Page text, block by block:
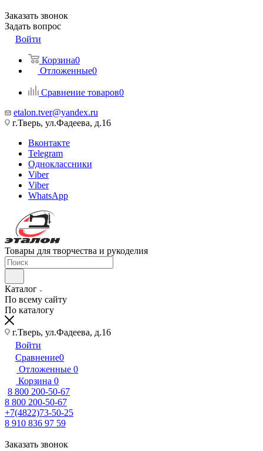
Заказать звонок
Задать вопрос
Войти
Корзина0
Отложенные0
Сравнение товаров0
etalon.tver@yandex.ru
г.Тверь, ул.Фадеева, д.16
Вконтакте
Telegram
Одноклассники
Viber
Viber
WhatsApp
Товары для творчества и рукоделия
Каталог
По всему сайту
По каталогу
г.Тверь, ул.Фадеева, д.16
Войти
Сравнение0
Отложенные 0
Корзина 0
8 800 200-50-67
8 800 200-50-67
+7(4822)73-50-25
8 910 836 97 59
Заказать звонок